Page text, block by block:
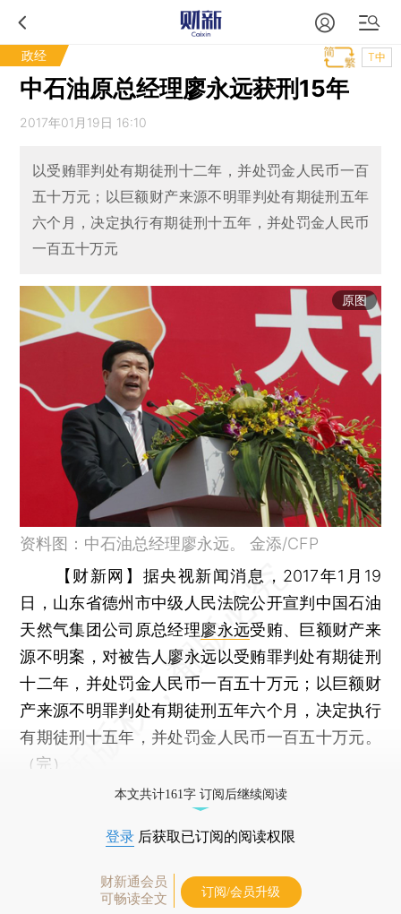
政经 T中
中石油原总经理廖永远获刑15年
2017年01月19日 16:10
以受贿罪判处有期徒刑十二年，并处罚金人民币一百
五十万元；以巨额财产来源不明罪判处有期徒刑五年
六个月，决定执行有期徒刑十五年，并处罚金人民币
一百五十万元
原图
资料图：中石油总经理廖永远。 金添/CFP
【财新网】 据央视新闻消息，2017年1月19
日，山东省德州市中级人民法院公开宣判中国石油
天然气集团公司原总经理廖永远受贿、巨额财产来
源不明案，对被告人廖永远以受贿罪判处有期徒刑
十二年，并处罚金人民币一百五十万元；以巨额财
产来源不明罪判处有期徒刑五年六个月，决定执行
有期徒刑十五年，并处罚金人民币一百五十万元。
（完）
本文共计161字 订阅后继续阅读
登录 后获取已订阅的阅读权限
财新通会员
可畅读全文
订阅/会员升级